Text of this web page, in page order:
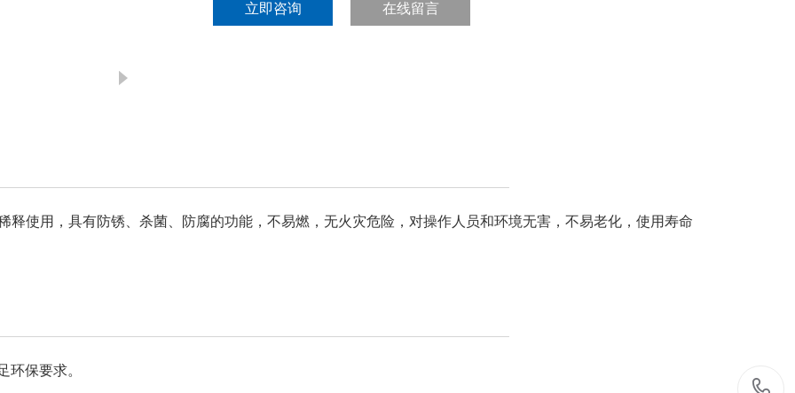
立即咨询 在线留言
释使用，具有防锈、杀菌、防腐的功能，不易燃，无火灾危险，对操作人员和环境无害，不易老化，使用寿命
保要求。